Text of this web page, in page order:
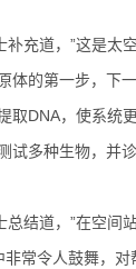
补充道，”这是太
体的第一步，下
取DNA，使系统
试多种生物，并
总结道，”在空间
非常令人鼓舞，对